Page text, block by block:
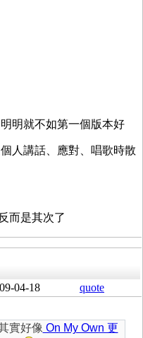
明就不如第一個版本好
人講話、應對、唱歌時散
而是其次了
04-18 quote
實好像 On My Own 更